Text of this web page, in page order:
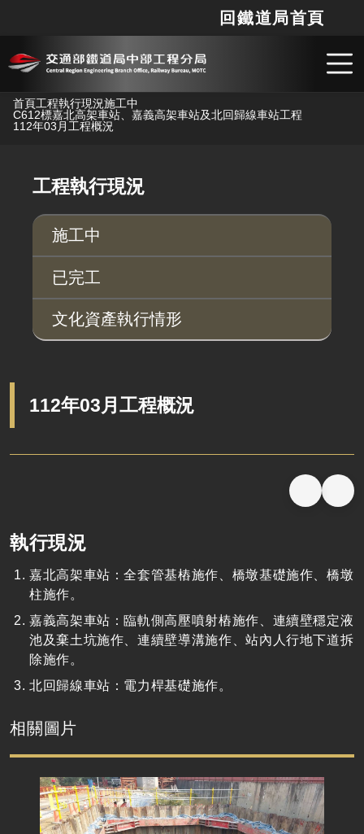
跳到主要內容
回鐵道局首頁
首頁工程執行現況施工中
C612標嘉北高架車站、嘉義高架車站及北回歸線車站工程
112年03月工程概況
工程執行現況
施工中
已完工
文化資產執行情形
112年03月工程概況
執行現況
嘉北高架車站：全套管基樁施作、橋墩基礎施作、橋墩
柱施作。
嘉義高架車站：臨軌側高壓噴射樁施作、連續壁穩定液
池及棄土坑施作、連續壁導溝施作、站內人行地下道拆
除施作。
北回歸線車站：電力桿基礎施作。
相關圖片